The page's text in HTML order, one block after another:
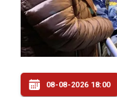
08-08-2026 18:00